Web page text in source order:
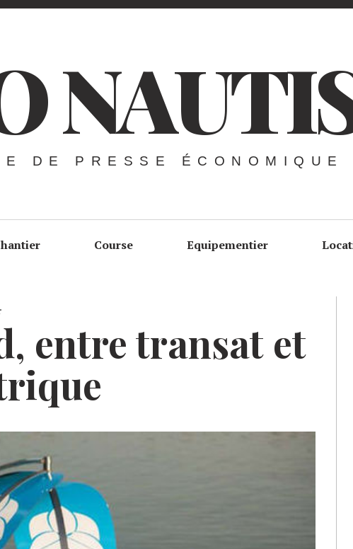
DE PRESSE ÉCONOMIQUE
Course Equipementier
entre transat et